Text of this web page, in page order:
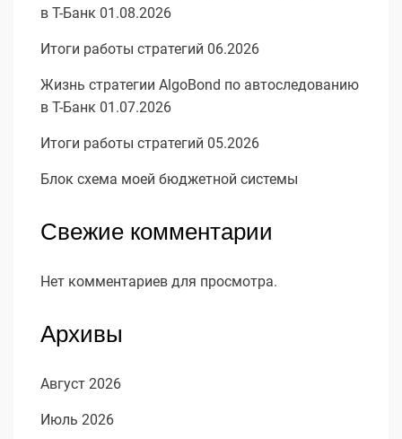
в Т-Банк 01.08.2026
Итоги работы стратегий 06.2026
Жизнь стратегии AlgoBond по автоследованию
в Т-Банк 01.07.2026
Итоги работы стратегий 05.2026
Блок схема моей бюджетной системы
Свежие комментарии
Нет комментариев для просмотра.
Архивы
Август 2026
Июль 2026